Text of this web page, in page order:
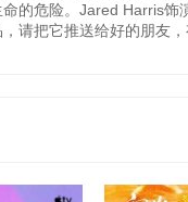
的危险。Jared Harris
请把它推送给好的朋友